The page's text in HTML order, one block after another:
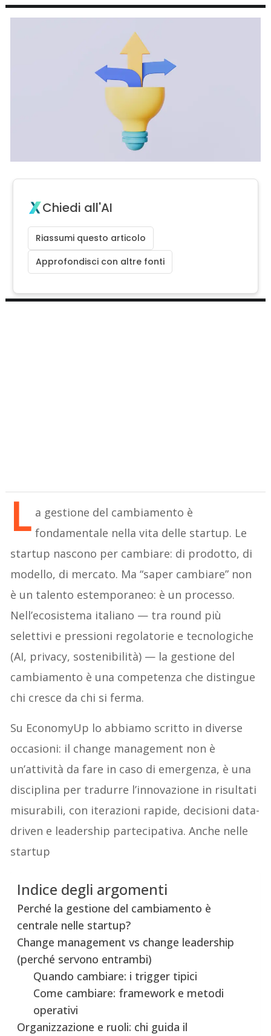
Chiedi all'AI
Riassumi questo articolo
Approfondisci con altre fonti
L a gestione del cambiamento è
fondamentale nella vita delle startup. Le
startup nascono per cambiare: di prodotto, di
modello, di mercato. Ma “saper cambiare” non
è un talento estemporaneo: è un processo.
Nell’ecosistema italiano — tra round più
selettivi e pressioni regolatorie e tecnologiche
(AI, privacy, sostenibilità) — la gestione del
cambiamento è una competenza che distingue
chi cresce da chi si ferma.
Su EconomyUp lo abbiamo scritto in diverse
occasioni: il change management non è
un’attività da fare in caso di emergenza, è una
disciplina per tradurre l’innovazione in risultati
misurabili, con iterazioni rapide, decisioni data-
driven e leadership partecipativa. Anche nelle
startup
Indice degli argomenti
Perché la gestione del cambiamento è
centrale nelle startup?
Change management vs change leadership
(perché servono entrambi)
Quando cambiare: i trigger tipici
Come cambiare: framework e metodi
operativi
Organizzazione e ruoli: chi guida il